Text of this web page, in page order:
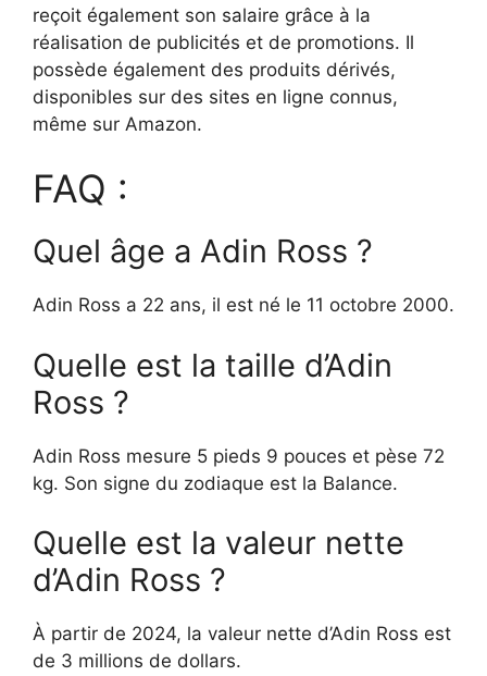
reçoit également son salaire grâce à la
réalisation de publicités et de promotions. Il
possède également des produits dérivés,
disponibles sur des sites en ligne connus,
même sur Amazon.
FAQ :
Quel âge a Adin Ross ?
Adin Ross a 22 ans, il est né le 11 octobre 2000.
Quelle est la taille d’Adin
Ross ?
Adin Ross mesure 5 pieds 9 pouces et pèse 72
kg. Son signe du zodiaque est la Balance.
Quelle est la valeur nette
d’Adin Ross ?
À partir de 2024, la valeur nette d’Adin Ross est
de 3 millions de dollars.